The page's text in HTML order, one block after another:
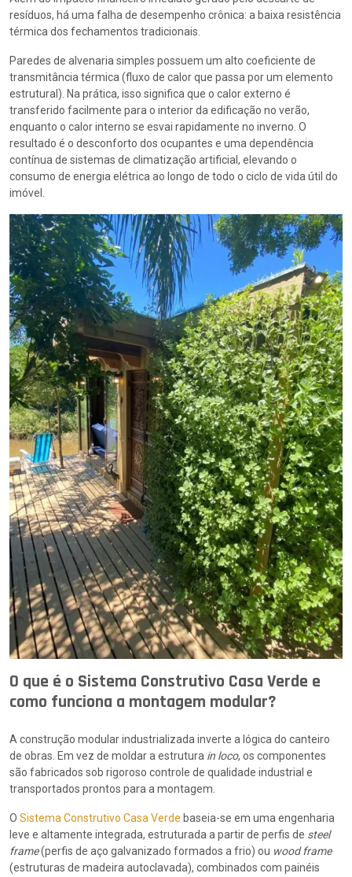
resíduos, há uma falha de desempenho crônica: a baixa resistência
térmica dos fechamentos tradicionais.
Paredes de alvenaria simples possuem um alto coeficiente de
transmitância térmica (fluxo de calor que passa por um elemento
estrutural). Na prática, isso significa que o calor externo é
transferido facilmente para o interior da edificação no verão,
enquanto o calor interno se esvai rapidamente no inverno. O
resultado é o desconforto dos ocupantes e uma dependência
contínua de sistemas de climatização artificial, elevando o
consumo de energia elétrica ao longo de todo o ciclo de vida útil do
imóvel.
O que é o Sistema Construtivo Casa Verde e
como funciona a montagem modular?
A construção modular industrializada inverte a lógica do canteiro
de obras. Em vez de moldar a estrutura in loco, os componentes
são fabricados sob rigoroso controle de qualidade industrial e
transportados prontos para a montagem.
O Sistema Construtivo Casa Verde baseia-se em uma engenharia
leve e altamente integrada, estruturada a partir de perfis de steel
frame(perfis de aço galvanizado formados a frio) ou wood frame
(estruturas de madeira autoclavada), combinados com painéis